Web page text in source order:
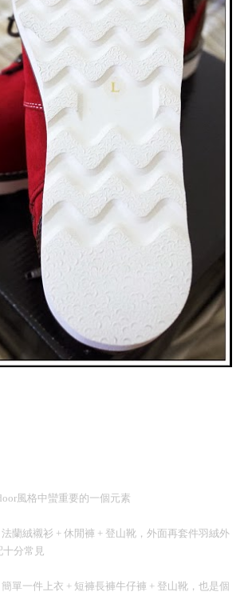
風格中蠻重要的一個元素
蘭絨襯衫 + 休閒褲 + 登山靴，外面再套件羽絨外
分常見
單一件上衣 + 短褲長褲牛仔褲 + 登山靴，也是個